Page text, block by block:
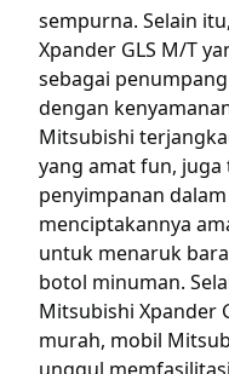
sempurna. Selain
Xpander GLS M/T
sebagai
dengan
Mitsubishi
yang amat fun,
penyimpanan
menciptakannya
untuk menaruk
botol minuman.
Mitsubishi Xpander
murah, mobil